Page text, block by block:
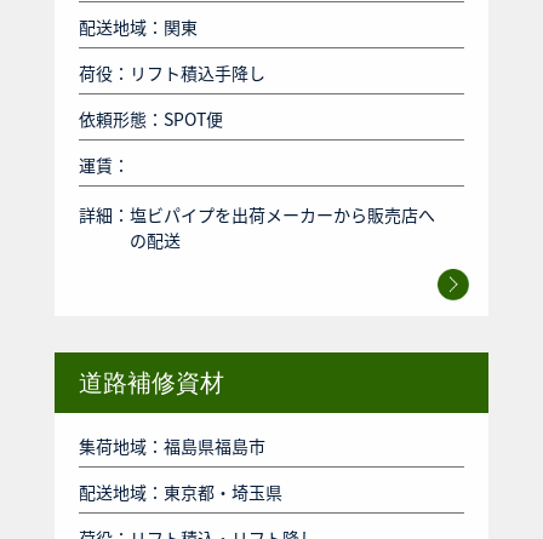
配送地域：関東
荷役：リフト積込手降し
依頼形態：SPOT便
運賃：
詳細： 塩ビパイプを出荷メーカーから販売店へ
の配送
道路補修資材
集荷地域：福島県福島市
配送地域：東京都・埼玉県